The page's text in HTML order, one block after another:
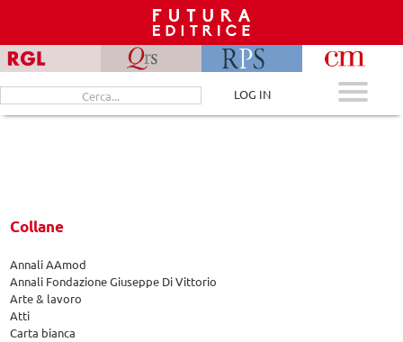
content
Cerca
per:
LOG IN
Collane
Annali AAmod
Annali Fondazione Giuseppe Di Vittorio
Arte & lavoro
Atti
Carta bianca